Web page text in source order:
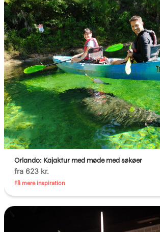
Orlando: Kajaktur med møde med søkøer
fra 623 kr.
Få mere inspiration